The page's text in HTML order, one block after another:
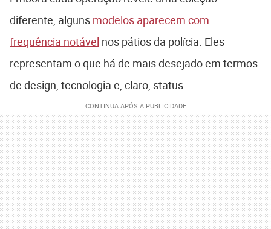
diferente, alguns modelos aparecem com
frequência notável nos pátios da polícia. Eles
representam o que há de mais desejado em termos
de design, tecnologia e, claro, status.